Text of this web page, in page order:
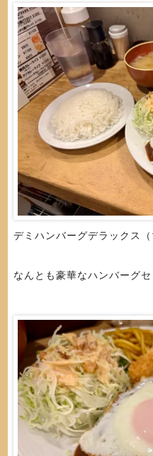
デミハンバーグデラックス（
なんとも豪華なハンバーグ